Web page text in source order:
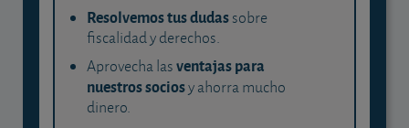
Resolvemos tus dudassobre
fiscalidad y derechos.
Aprovecha lasventajas para
nuestros sociosy ahorra mucho
dinero.